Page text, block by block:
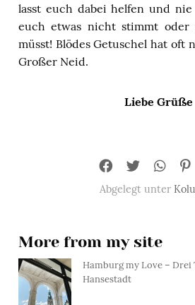
lasst euch dabei helfen und
euch etwas nicht stimmt oder
müsst! Blödes Getuschel hat oft
Großer Neid.
Liebe Grüße
Abgelegt unter
More from my site
Hamburg my Love – Drei
Hansestadt